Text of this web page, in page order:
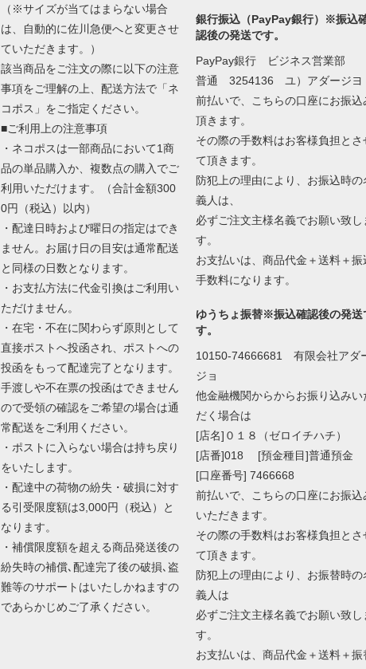
（※サイズが当てはまらない場合
は、自動的に佐川急便へと変更させ
ていただきます。）
該当商品をご注文の際に以下の注意
事項をご理解の上、配送方法で「ネ
コポス」をご指定ください。
■ご利用上の注意事項
・ネコポスは一部商品において1商
品の単品購入か、複数点の購入でご
利用いただけます。（合計金額300
0円（税込）以内）
・配達日時および曜日の指定はでき
ません。お届け日の目安は通常配送
と同様の日数となります。
・お支払方法に代金引換はご利用い
ただけません。
・在宅・不在に関わらず原則として
直接ポストへ投函され、ポストへの
投函をもって配達完了となります。
手渡しや不在票の投函はできません
ので受領の確認をご希望の場合は通
常配送をご利用ください。
・ポストに入らない場合は持ち戻り
をいたします。
・配達中の荷物の紛失・破損に対す
る引受限度額は3,000円（税込）と
なります。
・補償限度額を超える商品発送後の
紛失時の補償､配達完了後の破損､盗
難等のサポートはいたしかねますの
であらかじめご了承ください。
銀行振込（PayPay銀行）※振込
認後の発送です。
PayPay銀行 ビジネス営業部
普通 3254136 ユ）アダージヨ
前払いで、こちらの口座にお振込
頂きます。
その際の手数料はお客様負担とさ
て頂きます。
防犯上の理由により、お振込時の
義人は、
必ずご注文主様名義でお願い致し
す。
お支払いは、商品代金＋送料＋振
手数料になります。
ゆうちょ振替※振込確認後の発送
す。
10150-74666681 有限会社アダ
ジョ
他金融機関からからお振り込みい
だく場合は
[店名]０１８（ゼロイチハチ）
[店番]018 [預金種目]普通預金
[口座番号] 7466668
前払いで、こちらの口座にお振込
いただきます。
その際の手数料はお客様負担とさ
て頂きます。
防犯上の理由により、お振替時の
義人は
必ずご注文主様名義でお願い致し
す。
お支払いは、商品代金＋送料＋振